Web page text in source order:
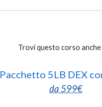
Trovi questo corso anche
Pacchetto 5LB DEX
da 599€